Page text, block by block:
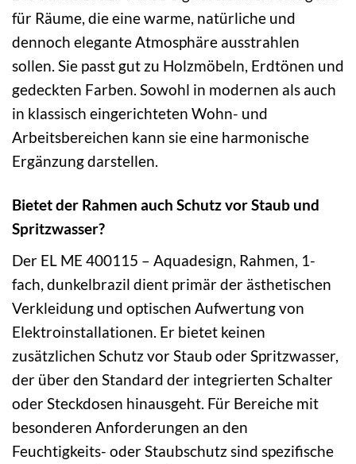
für Räume, die eine warme, natürliche und
dennoch elegante Atmosphäre ausstrahlen
sollen. Sie passt gut zu Holzmöbeln, Erdtönen und
gedeckten Farben. Sowohl in modernen als auch
in klassisch eingerichteten Wohn- und
Arbeitsbereichen kann sie eine harmonische
Ergänzung darstellen.
Bietet der Rahmen auch Schutz vor Staub und
Spritzwasser?
Der EL ME 400115 – Aquadesign, Rahmen, 1-
fach, dunkelbrazil dient primär der ästhetischen
Verkleidung und optischen Aufwertung von
Elektroinstallationen. Er bietet keinen
zusätzlichen Schutz vor Staub oder Spritzwasser,
der über den Standard der integrierten Schalter
oder Steckdosen hinausgeht. Für Bereiche mit
besonderen Anforderungen an den
Feuchtigkeits- oder Staubschutz sind spezifische